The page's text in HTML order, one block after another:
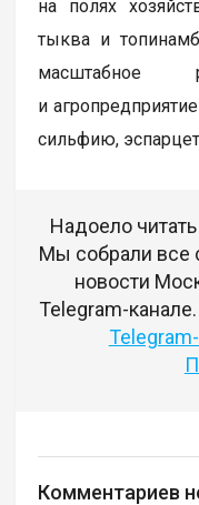
на полях
тыква и
масштабное
и
сильфию,
Надоело
Мы собрали все
новости
Telegram-
Комментариев